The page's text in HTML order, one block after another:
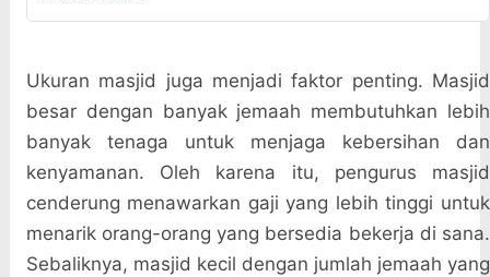
Ukuran masjid juga menjadi faktor penting. Masjid
besar dengan banyak jemaah membutuhkan lebih
banyak tenaga untuk menjaga kebersihan dan
kenyamanan. Oleh karena itu, pengurus masjid
cenderung menawarkan gaji yang lebih tinggi untuk
menarik orang-orang yang bersedia bekerja di sana.
Sebaliknya, masjid kecil dengan jumlah jemaah yang